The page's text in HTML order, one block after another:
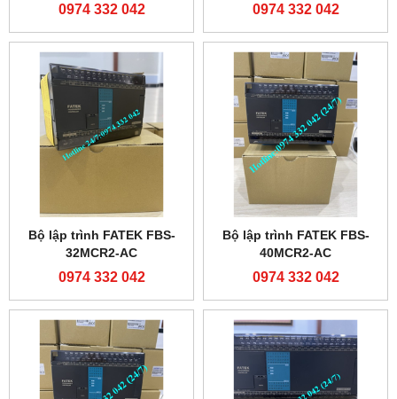
0974 332 042 0974 332 042
Bộ lập trình FATEK FBS-
32MCR2-AC
0974 332 042
Bộ lập trình FATEK FBS-
40MCR2-AC
0974 332 042